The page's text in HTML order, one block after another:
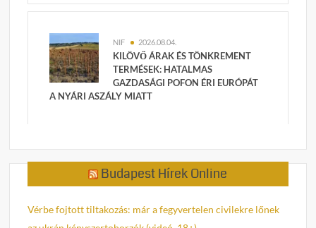
NIF 2026.08.04.
KILÖVŐ ÁRAK ÉS TÖNKREMENT
TERMÉSEK: HATALMAS
GAZDASÁGI POFON ÉRI EURÓPÁT
A NYÁRI ASZÁLY MIATT
Budapest Hírek Online
Vérbe fojtott tiltakozás: már a fegyvertelen civilekre lőnek